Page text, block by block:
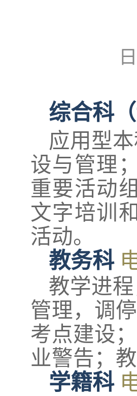
综合科
应用型
设与管理；
重要活动
文字培训
活动。
教务科
教学进
管理，调
考点建设
业警告；
学籍科